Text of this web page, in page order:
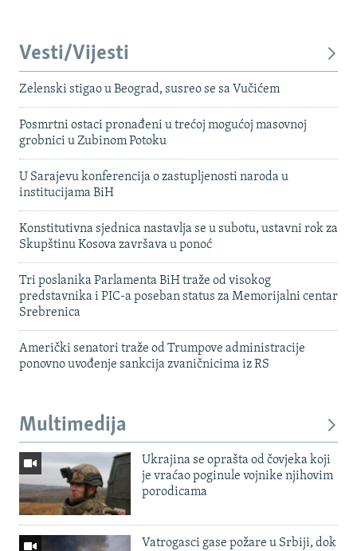
Vesti/Vijesti
Zelenski stigao u Beograd, susreo se sa Vučićem
Posmrtni ostaci pronađeni u trećoj mogućoj masovnoj
grobnici u Zubinom Potoku
U Sarajevu konferencija o zastupljenosti naroda u
institucijama BiH
Konstitutivna sjednica nastavlja se u subotu, ustavni rok za
Skupštinu Kosova završava u ponoć
Tri poslanika Parlamenta BiH traže od visokog
predstavnika i PIC-a poseban status za Memorijalni centar
Srebrenica
Američki senatori traže od Trumpove administracije
ponovno uvođenje sankcija zvaničnicima iz RS
Multimedija
Ukrajina se oprašta od čovjeka koji
je vraćao poginule vojnike njihovim
porodicama
Vatrogasci gase požare u Srbiji, dok